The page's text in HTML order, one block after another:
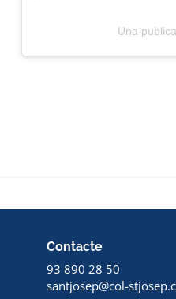
Una
Contacte
93 890 28 50
santjosep@col-